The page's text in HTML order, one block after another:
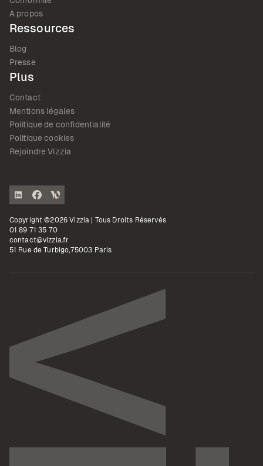
A propos
Ressources
Blog
Presse
Plus
Contact
Mentions légales
Politique de confidentialité
Politique cookies
Rejoindre Vizzia
Copyright ©2026 Vizzia | Tous Droits Réservés
01 89 71 35 70
contact@vizzia.fr
51 Rue de Turbigo,75003 Paris